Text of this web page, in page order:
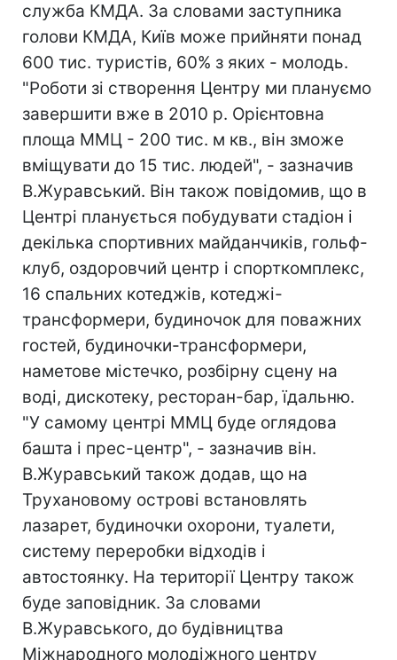
служба КМДА. За словами заступника
голови КМДА, Київ може прийняти понад
600 тис. туристів, 60% з яких - молодь.
"Роботи зі створення Центру ми плануємо
завершити вже в 2010 р. Орієнтовна
площа ММЦ - 200 тис. м кв., він зможе
вміщувати до 15 тис. людей", - зазначив
В.Журавський. Він також повідомив, що в
Центрі планується побудувати стадіон і
декілька спортивних майданчиків, гольф-
клуб, оздоровчий центр і спорткомплекс,
16 спальних котеджів, котеджі-
трансформери, будиночок для поважних
гостей, будиночки-трансформери,
наметове містечко, розбірну сцену на
воді, дискотеку, ресторан-бар, їдальню.
"У самому центрі ММЦ буде оглядова
башта і прес-центр", - зазначив він.
В.Журавський також додав, що на
Трухановому острові встановлять
лазарет, будиночки охорони, туалети,
систему переробки відходів і
автостоянку. На території Центру також
буде заповідник. За словами
В.Журавського, до будівництва
Міжнародного молодіжного центру